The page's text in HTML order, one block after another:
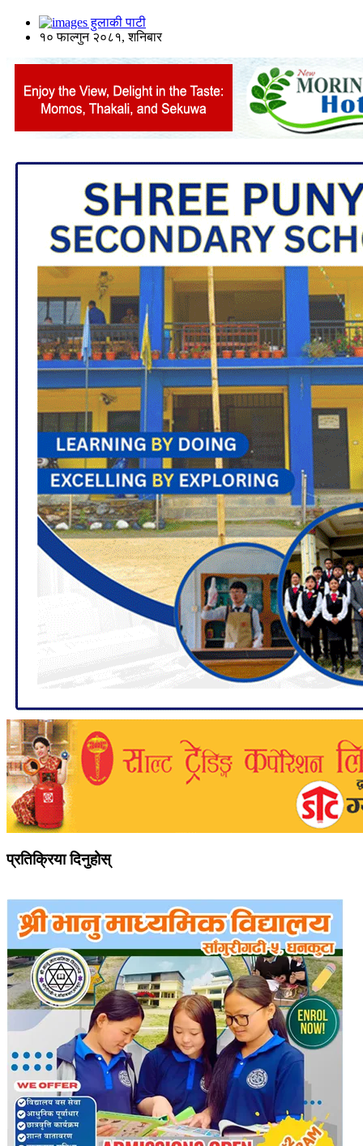
हुलाकी पाटी
१० फाल्गुन २०८१, शनिबार
प्रतिक्रिया दिनुहोस्